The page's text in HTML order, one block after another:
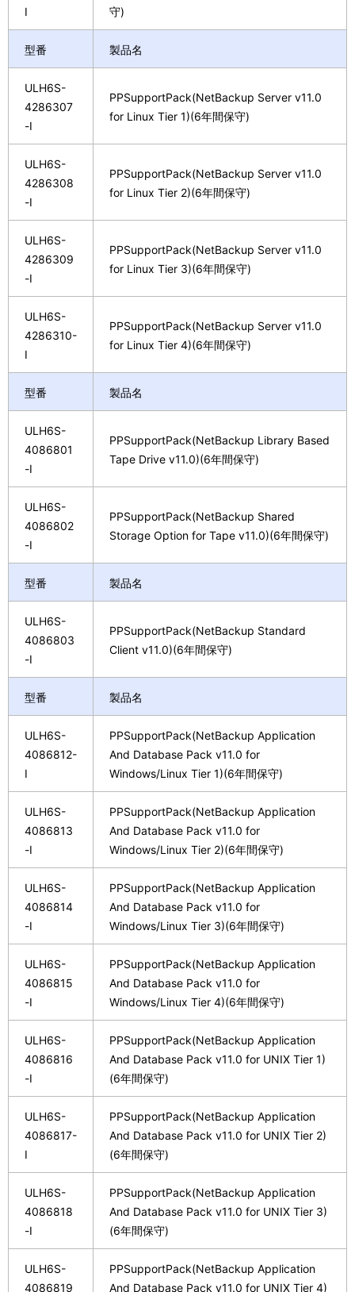
I
守)
型番 製品名
ULH6S-
4286307
-I
PPSupportPack(NetBackup Server v11.0
for Linux Tier 1)(6年間保守)
ULH6S-
4286308
-I
PPSupportPack(NetBackup Server v11.0
for Linux Tier 2)(6年間保守)
ULH6S-
4286309
-I
PPSupportPack(NetBackup Server v11.0
for Linux Tier 3)(6年間保守)
ULH6S-
4286310-
I
PPSupportPack(NetBackup Server v11.0
for Linux Tier 4)(6年間保守)
型番 製品名
ULH6S-
4086801
-I
PPSupportPack(NetBackup Library Based
Tape Drive v11.0)(6年間保守)
ULH6S-
4086802
-I
PPSupportPack(NetBackup Shared
Storage Option for Tape v11.0)(6年間保守)
型番 製品名
ULH6S-
4086803
-I
PPSupportPack(NetBackup Standard
Client v11.0)(6年間保守)
型番 製品名
ULH6S-
4086812-
I
PPSupportPack(NetBackup Application
And Database Pack v11.0 for
Windows/Linux Tier 1)(6年間保守)
ULH6S-
4086813
-I
PPSupportPack(NetBackup Application
And Database Pack v11.0 for
Windows/Linux Tier 2)(6年間保守)
ULH6S-
4086814
-I
PPSupportPack(NetBackup Application
And Database Pack v11.0 for
Windows/Linux Tier 3)(6年間保守)
ULH6S-
4086815
-I
PPSupportPack(NetBackup Application
And Database Pack v11.0 for
Windows/Linux Tier 4)(6年間保守)
ULH6S-
4086816
-I
PPSupportPack(NetBackup Application
And Database Pack v11.0 for UNIX Tier 1)
(6年間保守)
ULH6S-
4086817-
I
PPSupportPack(NetBackup Application
And Database Pack v11.0 for UNIX Tier 2)
(6年間保守)
ULH6S-
4086818
-I
PPSupportPack(NetBackup Application
And Database Pack v11.0 for UNIX Tier 3)
(6年間保守)
ULH6S-
4086819
PPSupportPack(NetBackup Application
And Database Pack v11.0 for UNIX Tier 4)